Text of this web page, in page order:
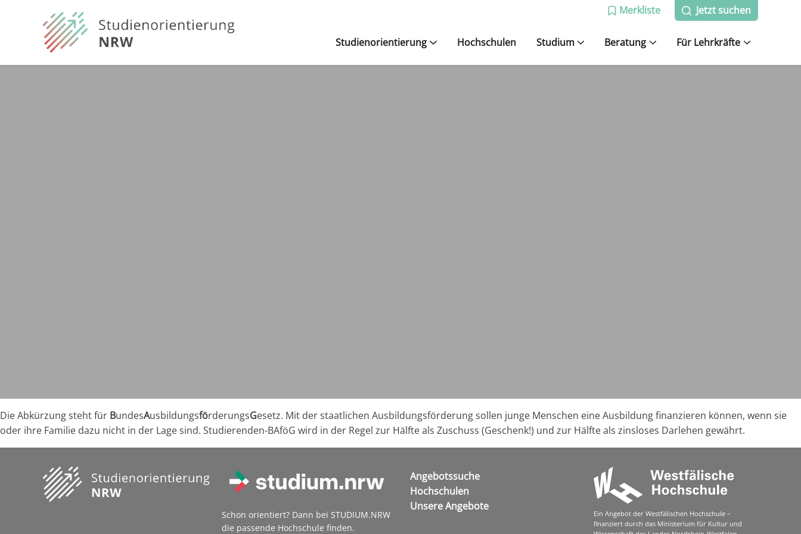
Merkliste Jetzt suchen
Studienorientierung Hochschulen Studium Beratung Für Lehrkräfte
Die Abkürzung steht für BundesAusbildungsförderungsGesetz. Mit der staatlichen Ausbildungsförderung sollen junge Menschen eine Ausbildung finanzieren können, wenn sie
oder ihre Familie dazu nicht in der Lage sind. Studierenden-BAföG wird in der Regel zur Hälfte als Zuschuss (Geschenk!) und zur Hälfte als zinsloses Darlehen gewährt.
Schon orientiert? Dann bei STUDIUM.NRW
die passende Hochschule finden.
Angebotssuche
Hochschulen
Unsere Angebote
Ein Angebot der Westfälischen Hochschule –
finanziert durch das Ministerium für Kultur und